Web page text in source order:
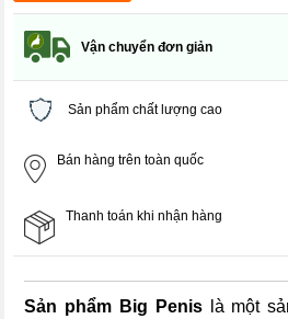
Vận chuyển đơn giản
Sản phẩm chất lượng cao
Bán hàng trên toàn quốc
Thanh toán khi nhận hàng
Sản phẩm Big Penislà một